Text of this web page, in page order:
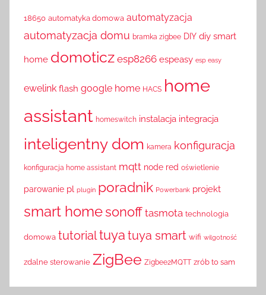
18650 automatyka domowa automatyzacja
automatyzacja domu bramka zigbee DIY diy smart
home domoticz esp8266 espeasy esp easy
ewelink flash google home HACS home
assistant homeswitch instalacja integracja
inteligentny dom kamera konfiguracja
konfiguracja home assistant mqtt node red oświetlenie
parowanie pl plugin poradnik Powerbank projekt
smart home sonoff tasmota technologia
domowa tutorialtuya tuya smart wifi wilgotność
zdalne sterowanie ZigBee Zigbee2MQTT zrób to sam